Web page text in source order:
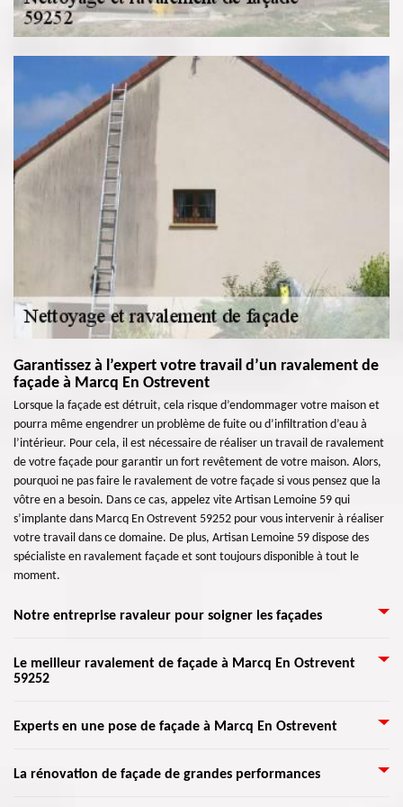
Garantissez à l’expert votre travail d’un ravalement de
façade à Marcq En Ostrevent
Lorsque la façade est détruit, cela risque d’endommager votre maison et
pourra même engendrer un problème de fuite ou d’infiltration d’eau à
l’intérieur. Pour cela, il est nécessaire de réaliser un travail de ravalement
de votre façade pour garantir un fort revêtement de votre maison. Alors,
pourquoi ne pas faire le ravalement de votre façade si vous pensez que la
vôtre en a besoin. Dans ce cas, appelez vite Artisan Lemoine 59 qui
s’implante dans Marcq En Ostrevent 59252 pour vous intervenir à réaliser
votre travail dans ce domaine. De plus, Artisan Lemoine 59 dispose des
spécialiste en ravalement façade et sont toujours disponible à tout le
moment.
Notre entreprise ravaleur pour soigner les façades
Nos artisans sont en mesure de bien s’occuper de tous types de façade. Ils
ont reçu une formation qui assure une œuvre de professionnel. Présent à
partout dans 59252. Artisan Lemoine 59 est expérimenté dans la
rénovation de façades. Nous serions heureux de vous recommander tous
Contactez-nous par le formulaire sur notre site, ou pour plus
Le meilleur ravalement de façade à Marcq En Ostrevent
59252
Une raison de penser à l'entretien des façades est de permettre de vérifier
La façade est le plus grand champ de la structure de toute maison et
Experts en une pose de façade à Marcq En Ostrevent
Malgré la détérioration de votre façade face à une mauvaise saison,
La rénovation de façade de grandes performances